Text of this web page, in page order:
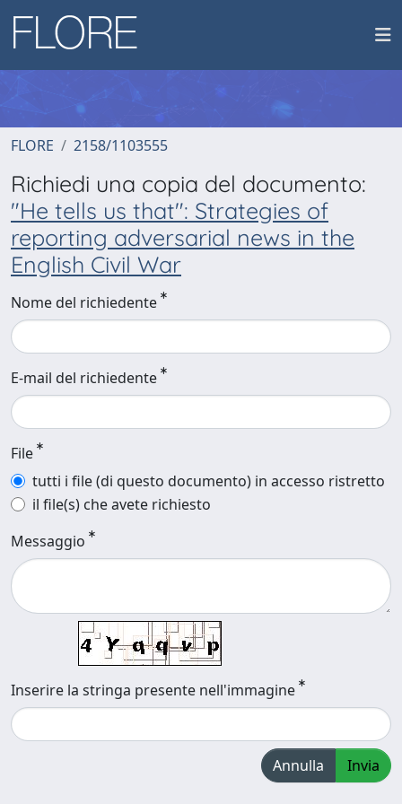
FLORE 2158/1103555
Richiedi una copia del documento:
"He tells us that": Strategies of
reporting adversarial news in the
English Civil War
Nome del richiedente
E-mail del richiedente
File
tutti i file (di questo documento) in accesso ristretto
il file(s) che avete richiesto
Messaggio
Inserire la stringa presente nell'immagine
Annulla Invia